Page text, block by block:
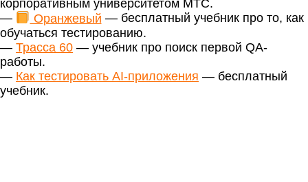
корпоративным университетом МТС.
—
Оранжевый — бесплатный учебник про то, как
обучаться тестированию.
— Трасса 60 — учебник про поиск первой QA-
работы.
— Как тестировать AI-приложения — бесплатный
учебник.